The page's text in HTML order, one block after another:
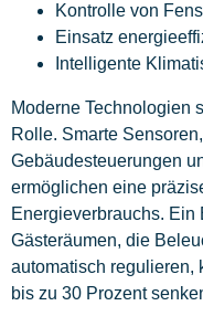
Kontrolle von
Einsatz
Intelligente
Moderne Technologien
Rolle. Smarte
Gebäudesteuerungen
ermöglichen eine
Energieverbrauchs.
Gästeräumen, die
automatisch regulieren,
bis zu 30 Prozent